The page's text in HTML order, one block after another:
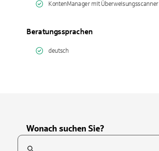
KontenManager mit Überweisungsscanner
Beratungssprachen
deutsch
Wonach suchen Sie?
Suchfeld